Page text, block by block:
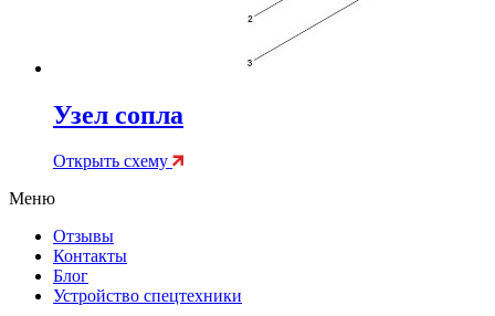
Узел сопла
Открыть схему
Меню
Отзывы
Контакты
Блог
Устройство спецтехники